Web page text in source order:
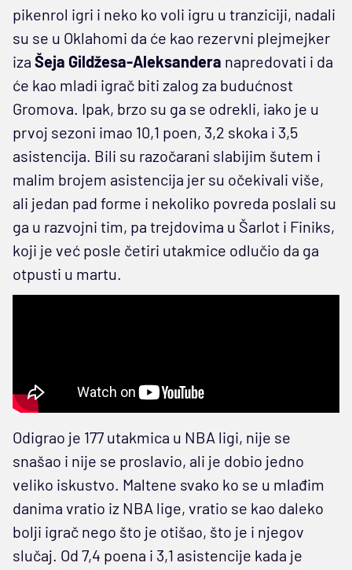
pikenrol igri i neko ko voli igru u tranziciji, nadali
su se u Oklahomi da će kao rezervni plejmejker
iza Šeja Gildžesa-Aleksandera napredovati i da
će kao mladi igrač biti zalog za budućnost
Gromova. Ipak, brzo su ga se odrekli, iako je u
prvoj sezoni imao 10,1 poen, 3,2 skoka i 3,5
asistencija. Bili su razočarani slabijim šutem i
malim brojem asistencija jer su očekivali više,
ali jedan pad forme i nekoliko povreda poslali su
ga u razvojni tim, pa trejdovima u Šarlot i Finiks,
koji je već posle četiri utakmice odlučio da ga
otpusti u martu.
Odigrao je 177 utakmica u NBA ligi, nije se
snašao i nije se proslavio, ali je dobio jedno
veliko iskustvo. Maltene svako ko se u mlađim
danima vratio iz NBA lige, vratio se kao daleko
bolji igrač nego što je otišao, što je i njegov
slučaj. Od 7,4 poena i 3,1 asistencije kada je